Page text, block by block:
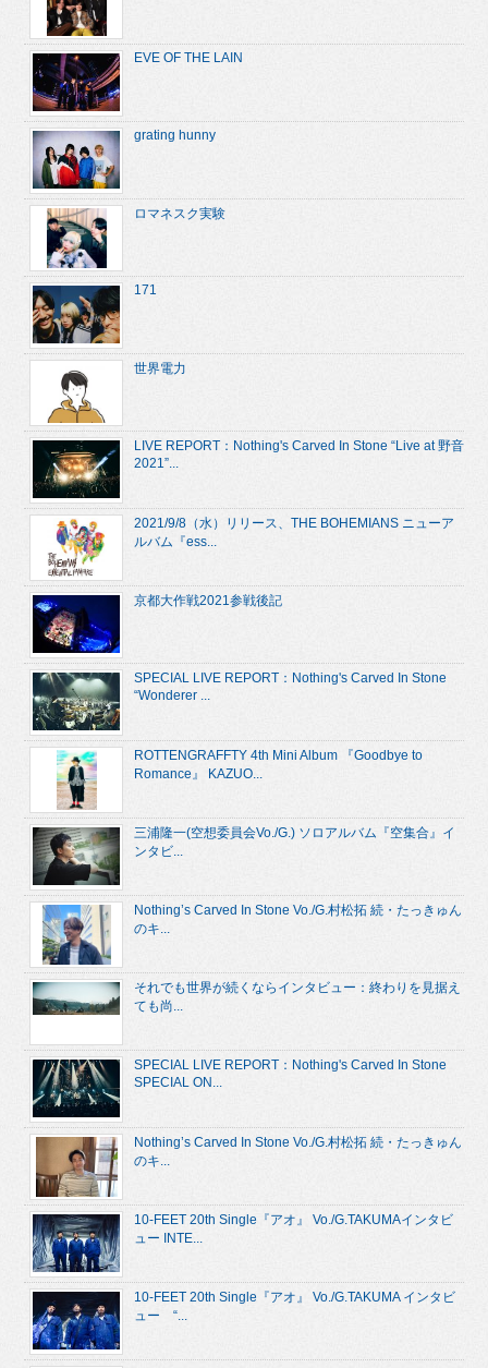
EVE OF THE LAIN
grating hunny
ロマネスク実験
171
世界電力
LIVE REPORT：Nothing's Carved In Stone “Live at 野音
2021”...
2021/9/8（水）リリース、THE BOHEMIANS ニューア
ルバム『ess...
京都大作戦2021参戦後記
SPECIAL LIVE REPORT：Nothing's Carved In Stone
“Wonderer ...
ROTTENGRAFFTY 4th Mini Album 『Goodbye to
Romance』 KAZUO...
三浦隆一(空想委員会Vo./G.) ソロアルバム『空集合』イ
ンタビ...
Nothing’s Carved In Stone Vo./G.村松拓 続・たっきゅん
のキ...
それでも世界が続くならインタビュー：終わりを見据え
ても尚...
SPECIAL LIVE REPORT：Nothing's Carved In Stone
SPECIAL ON...
Nothing’s Carved In Stone Vo./G.村松拓 続・たっきゅん
のキ...
10-FEET 20th Single『アオ』 Vo./G.TAKUMAインタビ
ュー INTE...
10-FEET 20th Single『アオ』 Vo./G.TAKUMA インタビ
ュー “...